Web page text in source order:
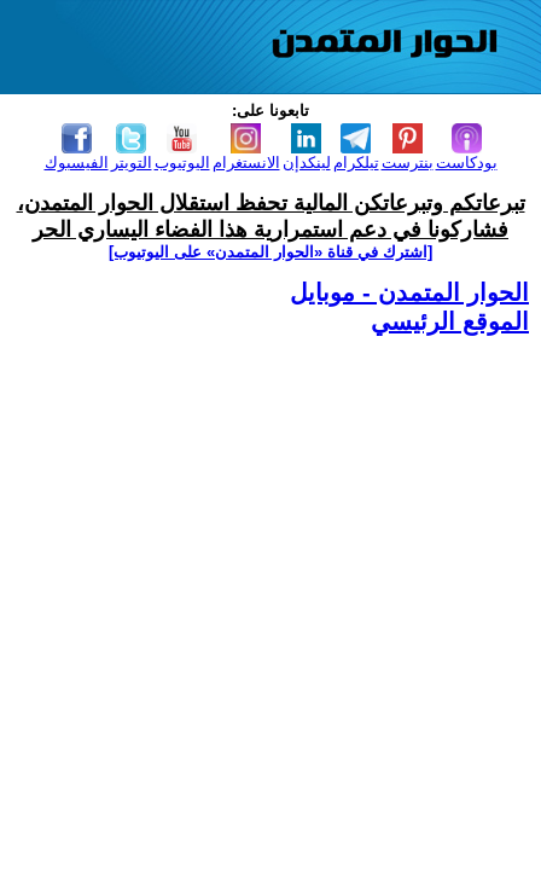
تابعونا على:
الفيسبوك التويتر اليوتيوب الانستغرام لينكدإن تيلكرامبنترست بودكاست
تبرعاتكم وتبرعاتكن المالية تحفظ استقلال الحوار المتمدن،
فشاركونا في دعم استمرارية هذا الفضاء اليساري الحر
[اشترك في قناة ‫«الحوار المتمدن» على اليوتيوب]
الحوار المتمدن - موبايل
الموقع الرئيسي